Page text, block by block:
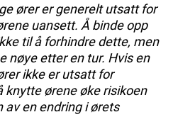
ører er generelt utsatt for
uansett. Å binde opp
til å forhindre dette, men
nøye etter en tur. Hvis en
ikke er utsatt for
knytte ørene øke risikoen
av en endring i ørets